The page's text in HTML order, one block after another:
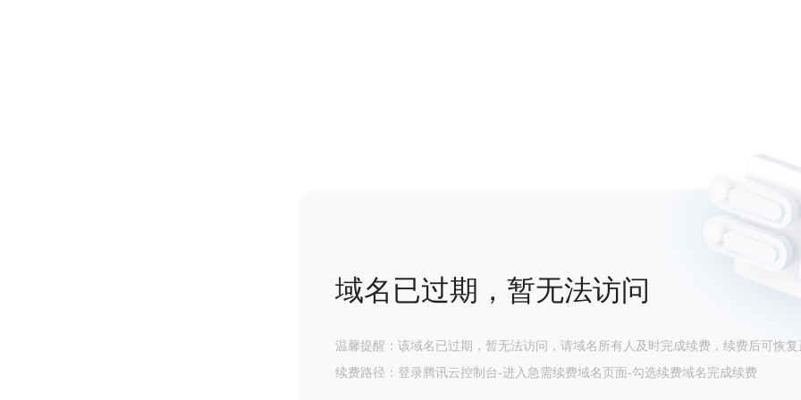
域名已过期，暂无法访问
温馨提醒：该域名已过期，暂无法访问，请域名所有人及时完成续费，续费后可恢复
续费路径：登录腾讯云控制台-进入急需续费域名页面-勾选续费域名完成续费